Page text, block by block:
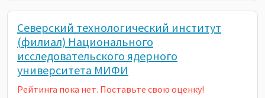
Северский технологический институт
(филиал) Национального
исследовательского ядерного
университета МИФИ
Рейтинга пока нет. Поставьте свою оценку!